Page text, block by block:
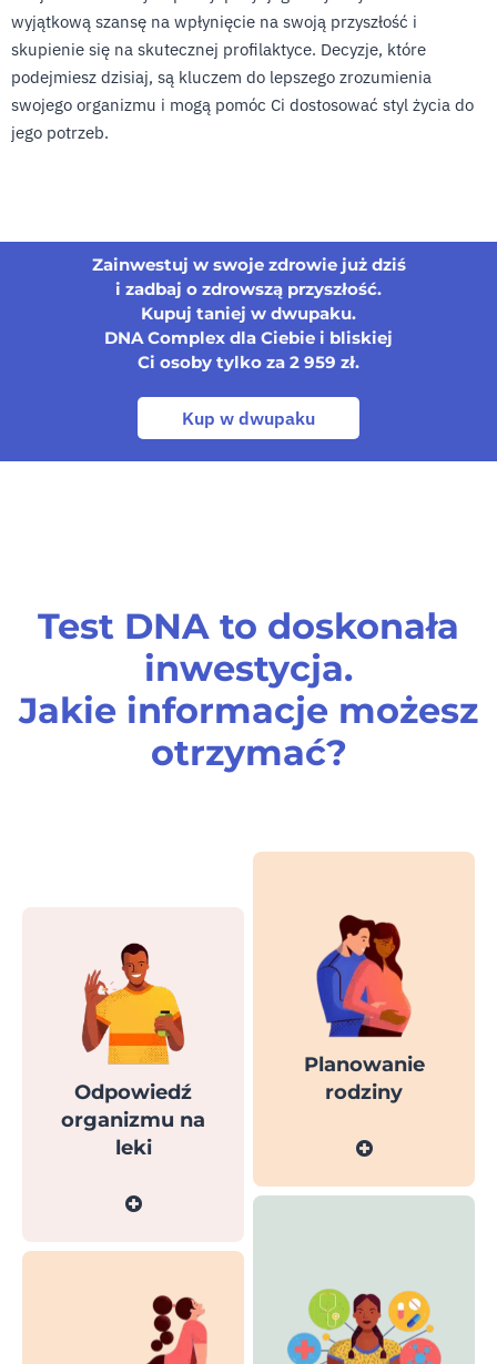
wyjątkową szansę na wpłynięcie na swoją przyszłość i
skupienie się na skutecznej profilaktyce. Decyzje, które
podejmiesz dzisiaj, są kluczem do lepszego zrozumienia
swojego organizmu i mogą pomóc Ci dostosować styl życia do
jego potrzeb.
Zainwestuj w swoje zdrowie już dziś
i zadbaj o zdrowszą przyszłość.
Kupuj taniej w dwupaku.
DNA Complex dla Ciebie i bliskiej
Ci osoby tylko za 2 959 zł.
Kup w dwupaku
Test DNA to doskonała
inwestycja.
Jakie informacje możesz
otrzymać?
Odpowiedź
organizmu na
leki
Planowanie
rodziny